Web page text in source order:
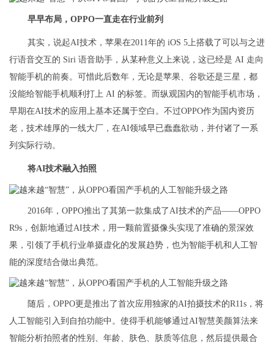
早早布局，OPPO一直走在行业前列
其实，说起AI技术，苹果在2011年的 iOS 5上搭载了可以与之进
行语音交互的 Siri 语音助手，从某种意义上来说，这已经是 AI 走向
智能手机的前奏。可惜此后数年，无论是苹果、谷歌还是三星，都
没能给智能手机顺利打上 AI 的标签。而纵观国内的智能手机市场，
早期在AI技术的应用上基本还属于空白。不过OPPO作为国内资历
老，技术雄厚的一线大厂，在AI领域早已蠢蠢欲动，并付诸了一系
列实际行动。
将AI技术融入拍照
2016年，OPPO推出了其第一款集成了AI技术的产品——OPPO
R9s，创新地通过AI技术，用一颗前置摄像头实现了准确的景深效
果，引领了手机行业单摄虚化的发展趋势，也为智能手机和人工智
能的深度结合做出典范。
随后，OPPO更是推出了首次应用独家的AI拍摄技术的R11s，将
人工智能引入到自拍功能中。使得手机能够通过AI智慧美颜算法来
智能分析拍照者的性别、年龄、肤色、肤质等信息，然后提供最合